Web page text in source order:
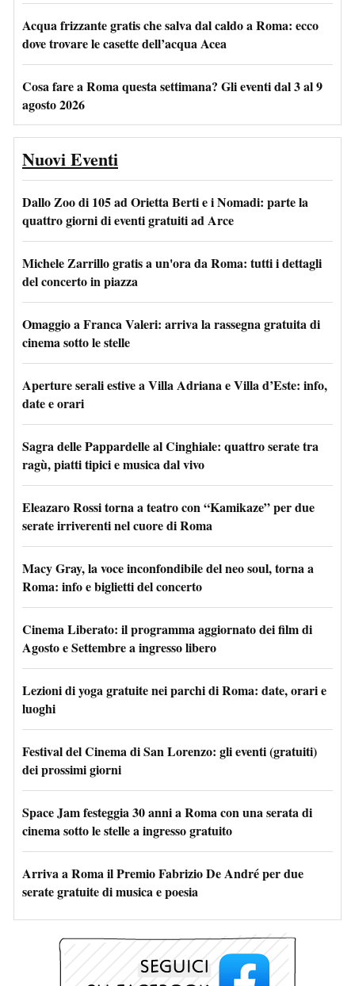
Acqua frizzante gratis che salva dal caldo a Roma: ecco
dove trovare le casette dell’acqua Acea
Cosa fare a Roma questa settimana? Gli eventi dal 3 al 9
agosto 2026
Nuovi Eventi
Dallo Zoo di 105 ad Orietta Berti e i Nomadi: parte la
quattro giorni di eventi gratuiti ad Arce
Michele Zarrillo gratis a un'ora da Roma: tutti i dettagli
del concerto in piazza
Omaggio a Franca Valeri: arriva la rassegna gratuita di
cinema sotto le stelle
Aperture serali estive a Villa Adriana e Villa d’Este: info,
date e orari
Sagra delle Pappardelle al Cinghiale: quattro serate tra
ragù, piatti tipici e musica dal vivo
Eleazaro Rossi torna a teatro con “Kamikaze” per due
serate irriverenti nel cuore di Roma
Macy Gray, la voce inconfondibile del neo soul, torna a
Roma: info e biglietti del concerto
Cinema Liberato: il programma aggiornato dei film di
Agosto e Settembre a ingresso libero
Lezioni di yoga gratuite nei parchi di Roma: date, orari e
luoghi
Festival del Cinema di San Lorenzo: gli eventi (gratuiti)
dei prossimi giorni
Space Jam festeggia 30 anni a Roma con una serata di
cinema sotto le stelle a ingresso gratuito
Arriva a Roma il Premio Fabrizio De André per due
serate gratuite di musica e poesia